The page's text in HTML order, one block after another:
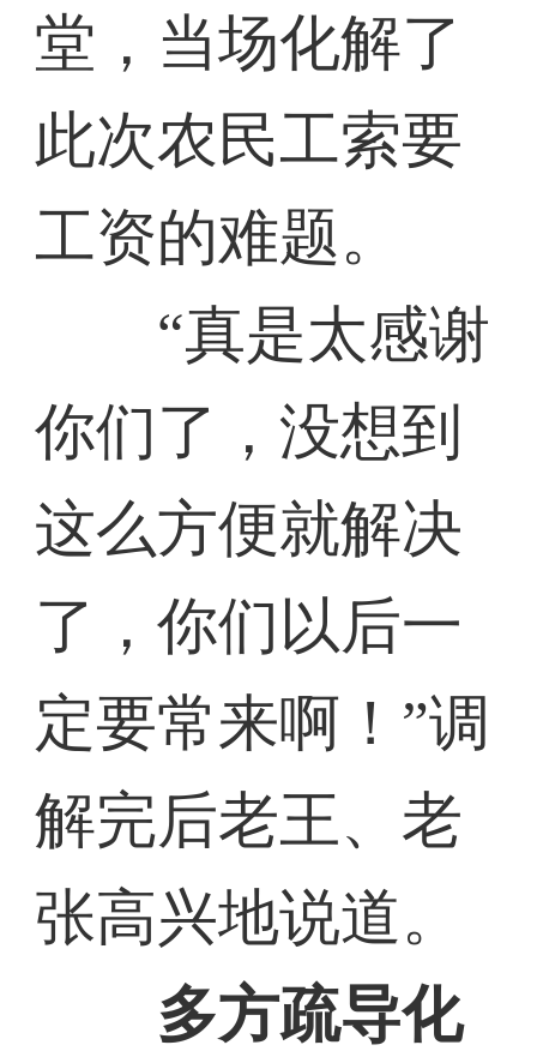
堂，当场化解了
此次农民工索要
工资的难题。
“真是太感谢
你们了，没想到
这么方便就解决
了，你们以后一
定要常来啊！”调
解完后老王、老
张高兴地说道。
多方疏导化